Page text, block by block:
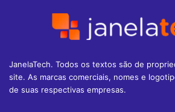
JanelaTech. Todos os textos são de
site. As marcas comerciais, nomes e
de suas respectivas empresas.